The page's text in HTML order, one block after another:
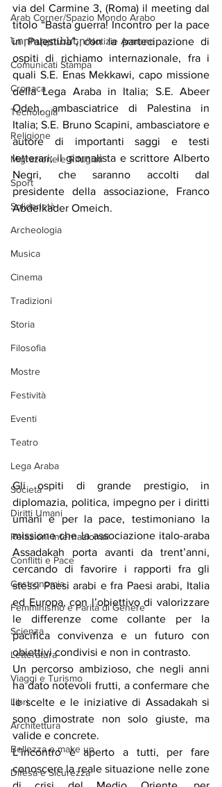
Arab Corner/Spazio Mondo Arabo
Նորություններ/Notizie Armene
Comunicati Stampa
Cronaca
Tecnologia
Religione
Migrazione e Rifugiati
Sport
Solidarietà
Archeologia
Musica
Cinema
Tradizioni
Storia
Filosofia
Mostre
Festività
Eventi
Teatro
Lega Araba
Società
Diritti Umani
Relazioni Internazionali
Conflitti e Pace
Gastronomia
Femminismo e Parità di Genere
Scienza
Letteratura
Viaggi e Turismo
Libri
Architettura
Bellezza e make up
Difesa e Sicurezza
via del Carmine 3, (Roma) il meeting dal
titolo “Basta guerra! Incontro per la pace
in Palestina”, con la partecipazione di
ospiti di richiamo internazionale, fra i
quali S.E. Enas Mekkawi, capo missione
della Lega Araba in Italia; S.E. Abeer
Odeh, ambasciatrice di Palestina in
Italia; S.E. Bruno Scapini, ambasciatore e
autore di importanti saggi e testi
letterari; il giornalista e scrittore Alberto
Negri, che saranno accolti dal
presidente della associazione, Franco
Abdelkader Omeich.
Gli ospiti di grande prestigio, in
diplomazia, politica, impegno per i diritti
umani e per la pace, testimoniano la
missione che la associazione italo-araba
Assadakah porta avanti da trent’anni,
cercando di favorire i rapporti fra gli
stessi Paesi arabi e fra Paesi arabi, Italia
ed Europa, con l’obiettivo di valorizzare
le differenze come collante per la
pacifica convivenza e un futuro con
obiettivi condivisi e non in contrasto.
Un percorso ambizioso, che negli anni
ha dato notevoli frutti, a confermare che
le scelte e le iniziative di Assadakah si
sono dimostrate non solo giuste, ma
valide e concrete.
L’incontro è aperto a tutti, per fare
conoscere la reale situazione nelle zone